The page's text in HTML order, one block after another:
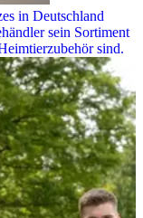
in Deutschland
sein Sortiment
sind.